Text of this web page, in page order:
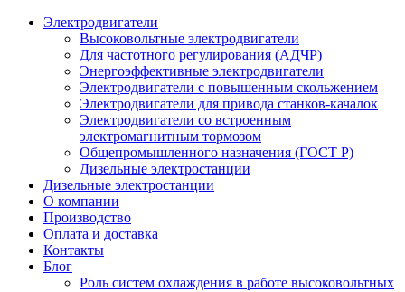
Электродвигатели
Высоковольтные электродвигатели
Для частотного регулирования (АДЧР)
Энергоэффективные электродвигатели
Электродвигатели с повышенным скольжением
Электродвигатели для привода станков-качалок
Электродвигатели со встроенным
электромагнитным тормозом
Общепромышленного назначения (ГОСТ Р)
Дизельные электростанции
Дизельные электростанции
О компании
Производство
Оплата и доставка
Контакты
Блог
Роль систем охлаждения в работе высоковольтных